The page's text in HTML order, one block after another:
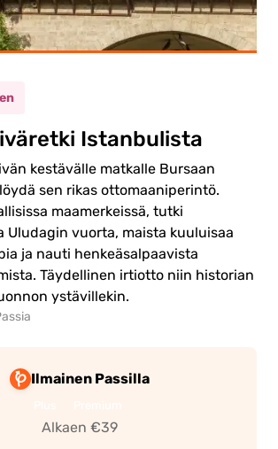
Istanbulista
kestävälle matkalle Bursaan
sen rikas ottomaaniperintö.
maamerkeissä, tutki
Uludagin vuorta, maista kuuluisaa
ja nauti henkeäsalpaavista
Täydellinen irtiotto niin historian
ystävillekin.
Ilmainen Passilla
Alkaen €39